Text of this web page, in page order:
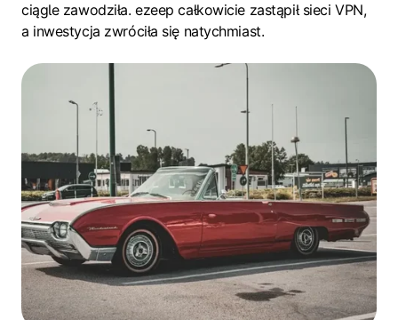
ciągle zawodziła. ezeep całkowicie zastąpił sieci VPN,
a inwestycja zwróciła się natychmiast.